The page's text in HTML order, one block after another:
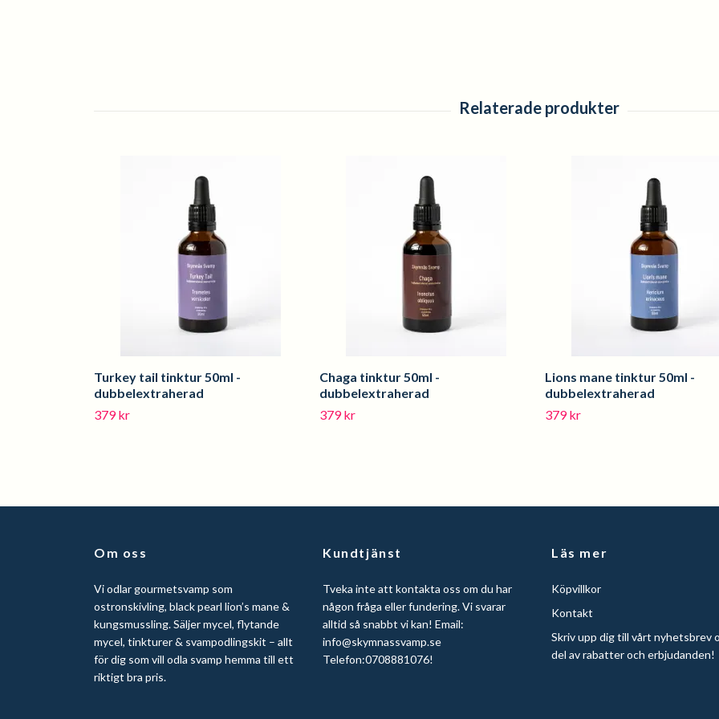
Turkey tail tinktur 50ml -
dubbelextraherad
379 kr
Chaga tinktur 50ml -
dubbelextraherad
379 kr
Lions mane tinktur 50ml -
dubbelextraherad
379 kr
Om oss
Vi odlar gourmetsvamp som
ostronskivling, black pearl lion’s mane &
kungsmussling. Säljer mycel, flytande
mycel, tinkturer & svampodlingskit – allt
för dig som vill odla svamp hemma till ett
riktigt bra pris.
Kundtjänst
Tveka inte att kontakta oss om du har
någon fråga eller fundering. Vi svarar
alltid så snabbt vi kan! Email:
info@skymnassvamp.se
Telefon:0708881076!
Läs mer
Köpvillkor
Kontakt
Skriv upp dig till vårt nyhetsbrev
del av rabatter och erbjudanden!